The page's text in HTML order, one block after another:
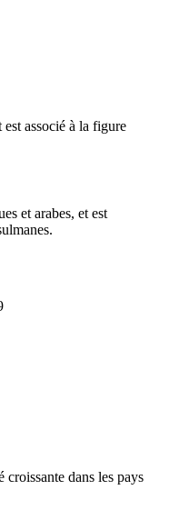
associé à la figure
et arabes, et est
dans les pays